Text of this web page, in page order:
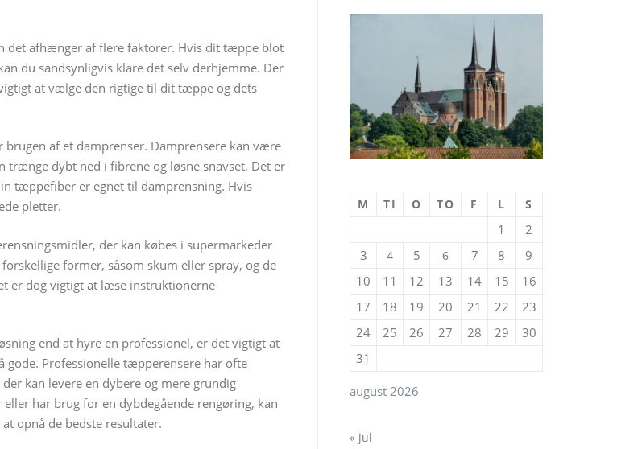
det afhænger af flere faktorer. Hvis dit tæppe blot
du sandsynligvis klare det selv derhjemme. Der
at vælge den rigtige til dit tæppe og dets
af et damprenser. Damprensere kan være
dybt ned i fibrene og løsne snavset. Det er
tæppefiber er egnet til damprensning. Hvis
pletter.
der kan købes i supermarkeder
former, såsom skum eller spray, og de
er dog vigtigt at læse instruktionerne
end at hyre en professionel, er det vigtigt at
Professionelle tæpperensere har ofte
kan levere en dybere og mere grundig
har brug for en dybdegående rengøring, kan
opnå de bedste resultater.
august 2026
M TI O TO F L S
1
2
3
4 5 6 7 8
9
10
11 12 13 14 15
16
17
18 19 20 21 22
23
24
25 26 27 28 29
30
31
« jul